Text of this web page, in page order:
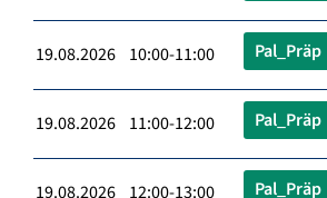
19.08.2026 10:00-11:00 Pal_Präp
19.08.2026 11:00-12:00 Pal_Präp
19.08.2026 12:00-13:00 Pal_Präp